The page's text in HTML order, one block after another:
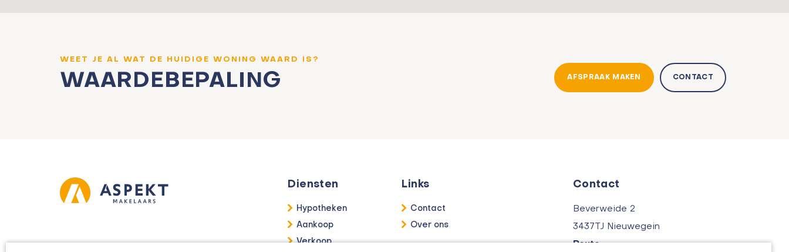
WEET JE AL WAT DE HUIDIGE WONING WAARD IS?
WAARDEBEPALING AFSPRAAK MAKEN CONTACT
Diensten
Hypotheken
Aankoop
Verkoop
Links
Contact
Over ons
Contact
Beverweide 2
3437TJ Nieuwegein
Route